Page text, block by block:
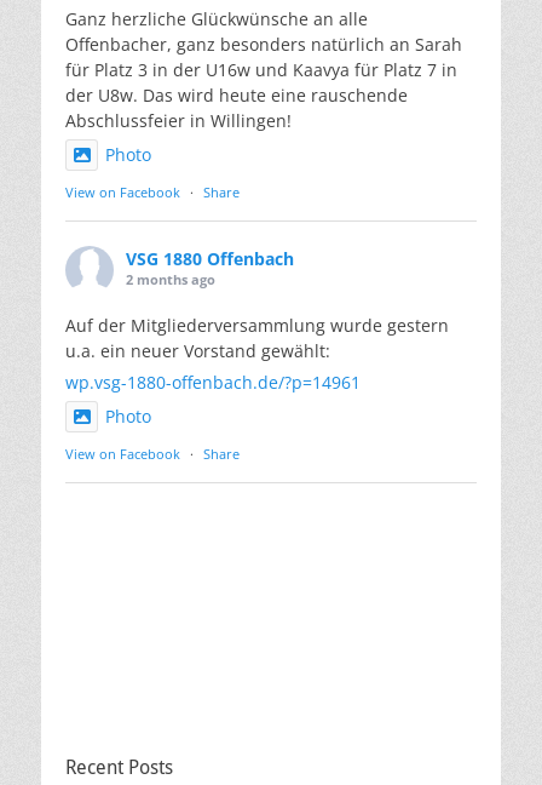
Ganz herzliche Glückwünsche an alle
Offenbacher, ganz besonders natürlich an Sarah
für Platz 3 in der U16w und Kaavya für Platz 7 in
der U8w. Das wird heute eine rauschende
Abschlussfeier in Willingen!
Photo
View on Facebook · Share
VSG 1880 Offenbach
2 months ago
Auf der Mitgliederversammlung wurde gestern
u.a. ein neuer Vorstand gewählt:
wp.vsg-1880-offenbach.de/?p=14961
Photo
View on Facebook · Share
Recent Posts